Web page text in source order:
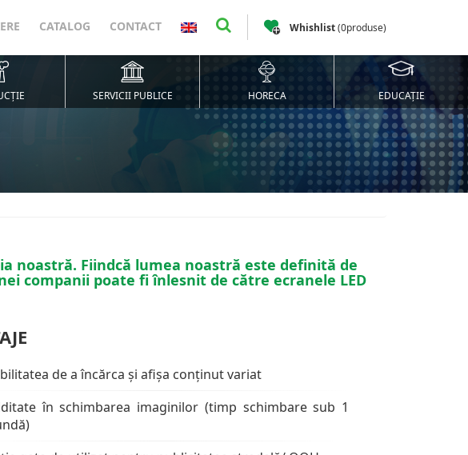
Whishlist(0produse)
CATALOG CONTACT
SERVICII PUBLICE HORECA EDUCAȚIE
noastră. Fiindcă lumea noastră este definită de
companii poate fi înlesnit de către ecranele LED
de a încărca și afișa conținut variat
în schimbarea imaginilor (timp schimbare sub 1